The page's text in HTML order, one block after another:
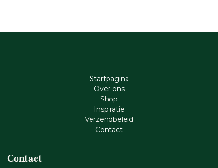
Startpagina
Ove​r​ ons
Shop
Inspiratie
Verzendbeleid
Cont​act
Contact